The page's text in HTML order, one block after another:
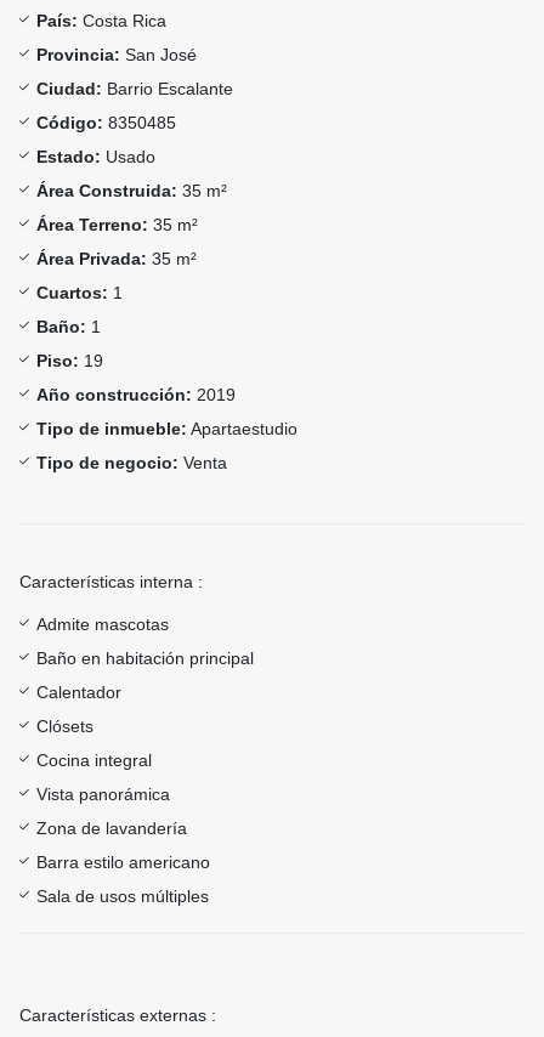
País: Costa Rica
Provincia: San José
Ciudad: Barrio Escalante
Código: 8350485
Estado: Usado
Área Construida: 35 m²
Área Terreno: 35 m²
Área Privada: 35 m²
Cuartos: 1
Baño: 1
Piso: 19
Año construcción: 2019
Tipo de inmueble: Apartaestudio
Tipo de negocio: Venta
Características interna :
Admite mascotas
Baño en habitación principal
Calentador
Clósets
Cocina integral
Vista panorámica
Zona de lavandería
Barra estilo americano
Sala de usos múltiples
Características externas :